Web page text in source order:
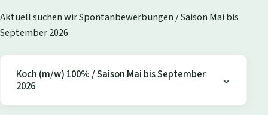
Aktuell suchen wir Spontanbewerbungen / Saison Mai bis
September 2026
Koch (m/w) 100% / Saison Mai bis September
2026